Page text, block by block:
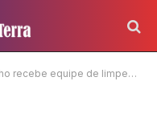
recebe equipe de limpeza